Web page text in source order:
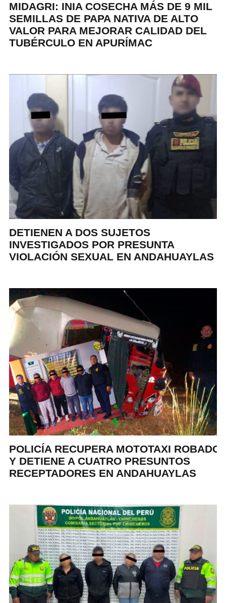
MIDAGRI: INIA COSECHA MÁS DE 9 MIL
SEMILLAS DE PAPA NATIVA DE ALTO
VALOR PARA MEJORAR CALIDAD DEL
TUBÉRCULO EN APURÍMAC
DETIENEN A DOS SUJETOS
INVESTIGADOS POR PRESUNTA
VIOLACIÓN SEXUAL EN ANDAHUAYLAS
POLICÍA RECUPERA MOTOTAXI ROBADO
Y DETIENE A CUATRO PRESUNTOS
RECEPTADORES EN ANDAHUAYLAS